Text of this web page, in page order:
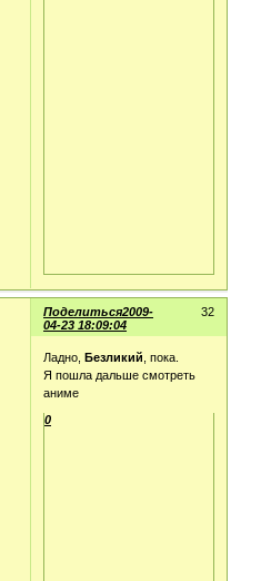
Поделиться 32
2009-
04-23 18:09:04
Ладно,Безликий , пока.
Я пошла дальше смотреть
аниме
0